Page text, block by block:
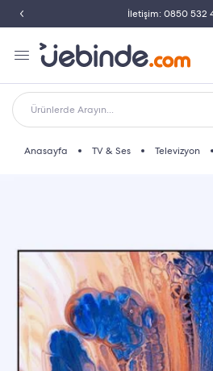
İletişim: 0850 532
Ürünlerde Arayın...
Anasayfa TV & Ses Televizyon